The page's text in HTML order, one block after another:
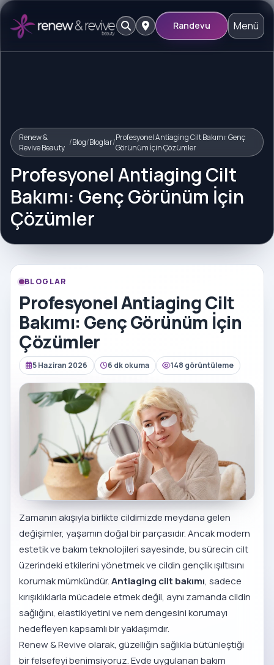
Randevu Menü
Renew &
Revive Beauty /Blog/Bloglar/Profesyonel Antiaging Cilt Bakımı: Genç
Görünüm İçin Çözümler
Profesyonel Antiaging Cilt
Bakımı: Genç Görünüm İçin
Çözümler
BLOGLAR
Profesyonel Antiaging Cilt
Bakımı: Genç Görünüm İçin
Çözümler
5 Haziran 2026 6 dk okuma 148 görüntüleme
Zamanın akışıyla birlikte cildimizde meydana gelen
değişimler, yaşamın doğal bir parçasıdır. Ancak modern
estetik ve bakım teknolojileri sayesinde, bu sürecin cilt
üzerindeki etkilerini yönetmek ve cildin gençlik ışıltısını
korumak mümkündür.Antiaging cilt bakımı, sadece
kırışıklıklarla mücadele etmek değil, aynı zamanda cildin
sağlığını, elastikiyetini ve nem dengesini korumayı
hedefleyen kapsamlı bir yaklaşımdır.
Renew & Revive olarak, güzelliğin sağlıkla bütünleştiği
bir felsefeyi benimsiyoruz. Evde uygulanan bakım